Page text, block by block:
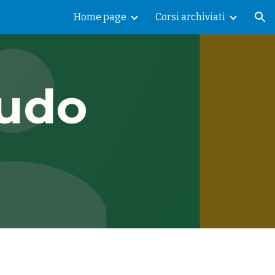
Home page Corsi archiviati